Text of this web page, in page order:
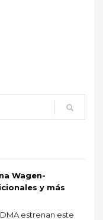
Wagen-
y más
estrenan este